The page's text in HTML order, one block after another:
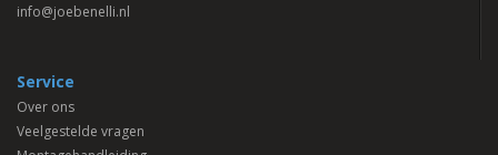
info@joebenelli.nl
Service
Over ons
Veelgestelde vragen